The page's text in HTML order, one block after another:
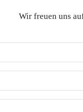
Wir freuen uns